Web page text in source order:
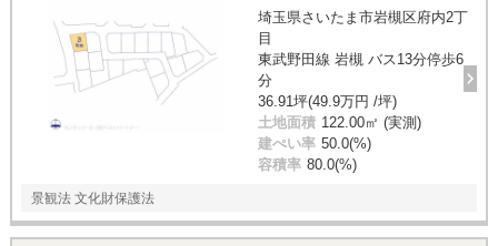
埼玉県さいたま市岩槻区府内2丁
目
東武野田線 岩槻 バス13分停歩6
分
36.91坪(49.9万円 /坪)
土地面積 122.00㎡ (実測)
建ぺい率 50.0(%)
容積率 80.0(%)
景観法 文化財保護法